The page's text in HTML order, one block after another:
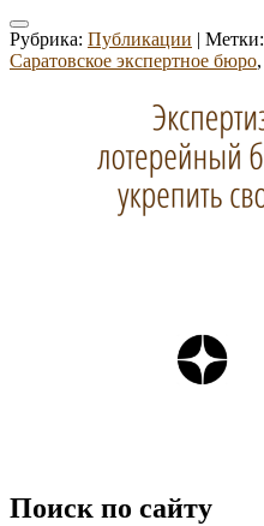
Рубрика: Публикации | Метки:
Саратовское экспертное бюро,
боковой
Поиск по сайту